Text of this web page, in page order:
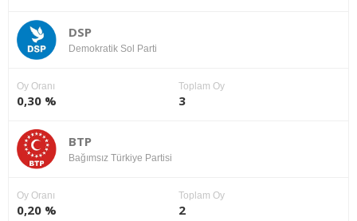
DSP
Demokratik Sol Parti
Oy Oranı
0,30 %
Toplam Oy
3
BTP
Bağımsız Türkiye Partisi
Oy Oranı
0,20 %
Toplam Oy
2